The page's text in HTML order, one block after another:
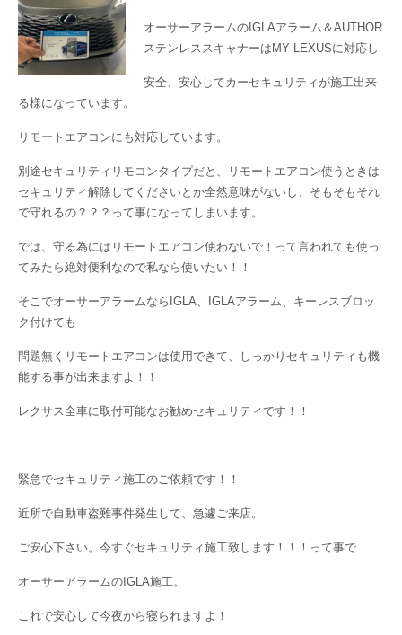
オーサーアラームのIGLAアラーム＆AUTHOR
ステンレススキャナーはMY LEXUSに対応し
安全、安心してカーセキュリティが施工出来
る様になっています。
リモートエアコンにも対応しています。
別途セキュリティリモコンタイプだと、リモートエアコン使うときは
セキュリティ解除してくださいとか全然意味がないし、そもそもそれ
で守れるの？？？って事になってしまいます。
では、守る為にはリモートエアコン使わないで！って言われても使っ
てみたら絶対便利なので私なら使いたい！！
そこでオーサーアラームならIGLA、IGLAアラーム、キーレスブロッ
ク付けても
問題無くリモートエアコンは使用できて、しっかりセキュリティも機
能する事が出来ますよ！！
レクサス全車に取付可能なお勧めセキュリティです！！
緊急でセキュリティ施工のご依頼です！！
近所で自動車盗難事件発生して、急遽ご来店。
ご安心下さい。今すぐセキュリティ施工致します！！！って事で
オーサーアラームのIGLA施工。
これで安心して今夜から寝られますよ！